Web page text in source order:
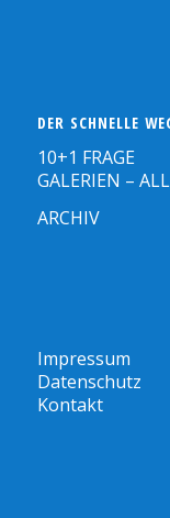
DER SCHNELLE
10+1 FRAGE
GALERIEN –
ARCHIV
Impressum
Datenschutz
Kontakt